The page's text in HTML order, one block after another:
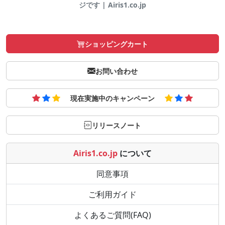
ジです | Airis1.co.jp
ショッピングカート
お問い合わせ
現在実施中のキャンペーン
リリースノート
Airis1.co.jp について
同意事項
ご利用ガイド
よくあるご質問(FAQ)